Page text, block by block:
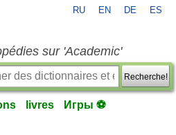
RU EN DE ES
sur 'Academic'
Recherche!
livres Игры ⚽